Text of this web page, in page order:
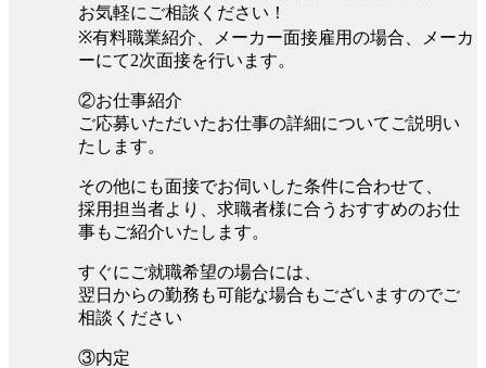
お気軽にご相談ください！
※有料職業紹介、メーカー面接雇用の場合、メーカ
ーにて2次面接を行います。
②お仕事紹介
ご応募いただいたお仕事の詳細についてご説明い
たします。
その他にも面接でお伺いした条件に合わせて、
採用担当者より、求職者様に合うおすすめのお仕
事もご紹介いたします。
すぐにご就職希望の場合には、
翌日からの勤務も可能な場合もございますのでご
相談ください
③内定